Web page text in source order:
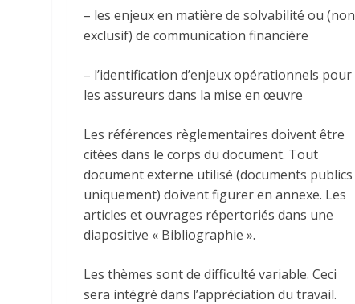
– les enjeux en matière de solvabilité ou (non
exclusif) de communication financière
– l’identification d’enjeux opérationnels pour
les assureurs dans la mise en œuvre
Les références règlementaires doivent être
citées dans le corps du document. Tout
document externe utilisé (documents publics
uniquement) doivent figurer en annexe. Les
articles et ouvrages répertoriés dans une
diapositive « Bibliographie ».
Les thèmes sont de difficulté variable. Ceci
sera intégré dans l’appréciation du travail.